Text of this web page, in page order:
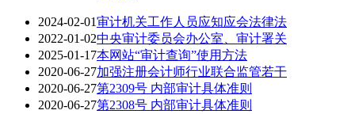
2024-02-01审计机关工作人员应知应会法律法
2022-01-02中央审计委员会办公室、审计署关
2025-01-17本网站“审计查询”使用方法
2020-06-27加强注册会计师行业联合监管若干
2020-06-27第2309号 内部审计具体准则
2020-06-27第2308号 内部审计具体准则